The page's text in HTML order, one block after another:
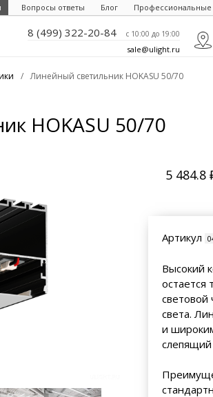
Вопросы ответы Блог
8 (499) 322-20-84 c 10:00 до 19:00
sale@ulight.ru
/ Линейный светильник HOKASU 50/70
HOKASU 50/70
5 484.8
Артикул
Высокий
остается
световой
света.
и